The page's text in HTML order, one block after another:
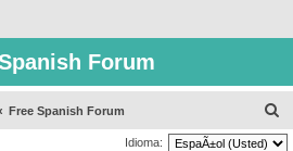
Forum
Free Spanish Forum
u
Idioma: